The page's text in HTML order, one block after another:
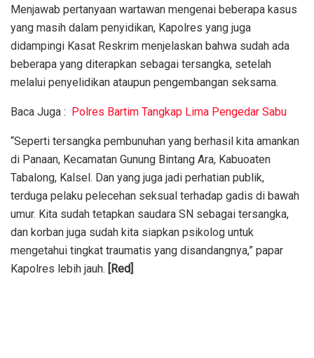
Menjawab pertanyaan wartawan mengenai beberapa kasus
yang masih dalam penyidikan, Kapolres yang juga
didampingi Kasat Reskrim menjelaskan bahwa sudah ada
beberapa yang diterapkan sebagai tersangka, setelah
melalui penyelidikan ataupun pengembangan seksama.
Baca Juga : Polres Bartim Tangkap Lima Pengedar Sabu
“Seperti tersangka pembunuhan yang berhasil kita amankan
di Panaan, Kecamatan Gunung Bintang Ara, Kabuoaten
Tabalong, Kalsel. Dan yang juga jadi perhatian publik,
terduga pelaku pelecehan seksual terhadap gadis di bawah
umur. Kita sudah tetapkan saudara SN sebagai tersangka,
dan korban juga sudah kita siapkan psikolog untuk
mengetahui tingkat traumatis yang disandangnya,” papar
Kapolres lebih jauh. [Red]